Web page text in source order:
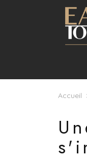
Aller au
Fil
Accueil